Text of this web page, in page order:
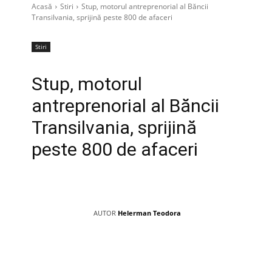
Acasă Stiri
Stup, motorul antreprenorial al Băncii
Transilvania, sprijină peste 800 de afaceri
Stiri
Stup, motorul
antreprenorial al Băncii
Transilvania, sprijină
peste 800 de afaceri
AUTOR Helerman Teodora